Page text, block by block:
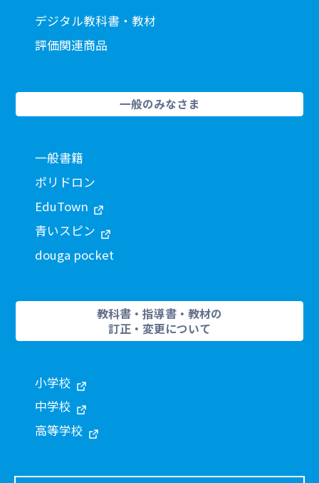
デジタル教科書・教材
評価関連商品
一般のみなさま
一般書籍
ポリドロン
EduTown
青いスピン
douga pocket
教科書・指導書・教材の
訂正・変更について
小学校
中学校
高等学校